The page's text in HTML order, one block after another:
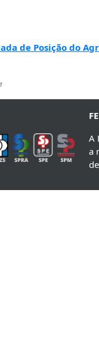
de Posição do
A
a